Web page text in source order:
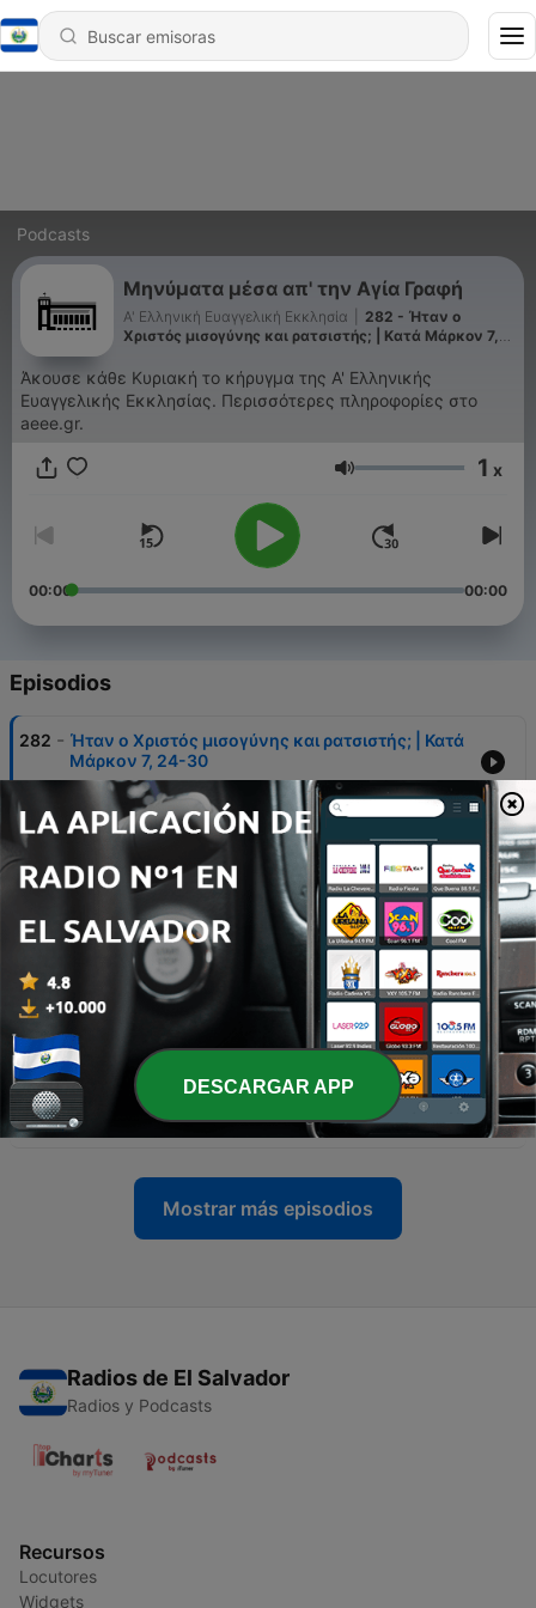
Podcasts
Μηνύματα μέσα απ' την Αγία Γραφή
Α' Ελληνική Ευαγγελική Εκκλησία
282 - Ήταν ο
Χριστός μισογύνης και ρατσιστής; | Κατά Μάρκον 7,
Άκουσε κάθε Κυριακή το κήρυγμα της Α' Ελληνικής
Ευαγγελικής Εκκλησίας. Περισσότερες πληροφορίες στο
aeee.gr.
Volumen 1 x
00:00 00:00
Episodios
282 - Ήταν ο Χριστός μισογύνης και ρατσιστής; | Κατά
Μάρκον 7, 24-30
15 mar. 2026
281 - Μετανοώντας καλά | Α' Χρονικών 21
22 feb. 2026
Ο Χριστός μου φτάνει και περισσεύει! | Κατά
Μάρκον: 6, 30:44
279 - Η πληρότητα του Χριστού | προς Εφεσίους 1:22-
01 feb. 2026
278 - ποιός νομίζεις ότι είσαι; | Α’ Χρονικών 11:15-19
01 feb. 2026
Mostrar más episodios
Radios de El Salvador
Radios y Podcasts
Recursos
Locutores
Widgets
DESCARGAR APP